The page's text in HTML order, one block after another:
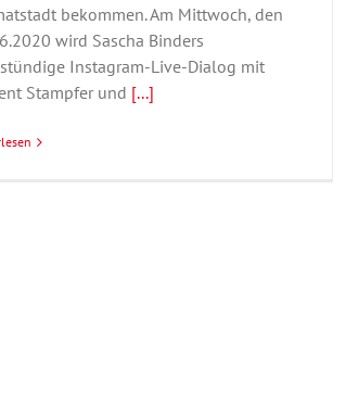
bekommen. Am Mittwoch, den
wird Sascha Binders
Instagram-Live-Dialog mit
Stampfer und [...]